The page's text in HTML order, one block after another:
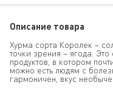
Описание товара
Хурма сорта Королек –
точки зрения – ягода.
продуктов, в котором
можно есть людям с
гармоничен, вкус